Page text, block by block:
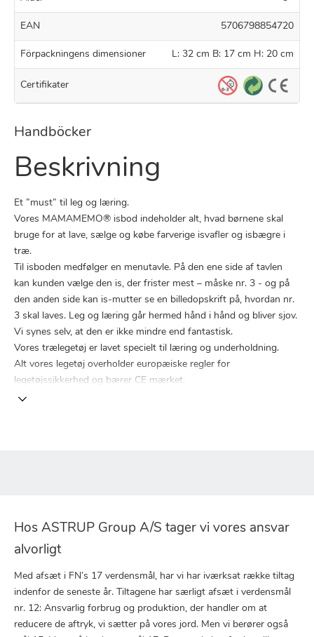
EAN 5706798854720
Förpackningens dimensioner L: 32 cm B: 17 cm H: 20 cm
Certifikater
Handböcker
Beskrivning
Et ”must” til leg og læring.
Vores MAMAMEMO® isbod indeholder alt, hvad børnene skal
bruge for at lave, sælge og købe farverige isvafler og isbægre i
træ.
Til isboden medfølger en menutavle. På den ene side af tavlen
kan kunden vælge den is, der frister mest – måske nr. 3 - og på
den anden side kan is-mutter se en billedopskrift på, hvordan nr.
3 skal laves. Leg og læring går hermed hånd i hånd og bliver sjov.
Vi synes selv, at den er ikke mindre end fantastisk.
Vores trælegetøj er lavet specielt til læring og underholdning.
Alt vores legetøj overholder europæiske regler for
legetøjssikkerhed og bærer CE mærket.
Hos ASTRUP Group A/S tager vi vores ansvar
alvorligt
Med afsæt i FN’s 17 verdensmål, har vi har iværksat række tiltag
indenfor de seneste år. Tiltagene har særligt afsæt i verdensmål
nr. 12: Ansvarlig forbrug og produktion, der handler om at
reducere de aftryk, vi sætter på vores jord. Men vi berører også